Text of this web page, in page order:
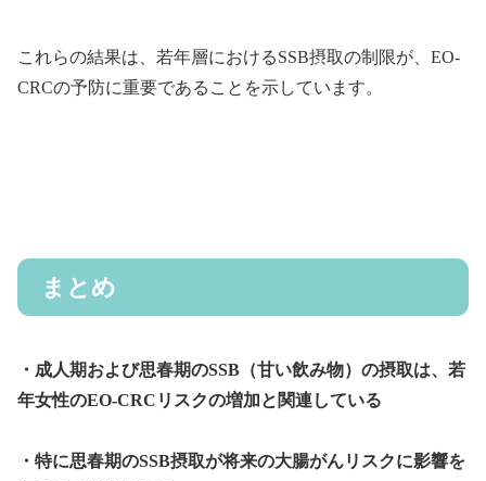
これらの結果は、若年層におけるSSB摂取の制限が、EO-
CRCの予防に重要であることを示しています。
まとめ
・成人期および思春期のSSB（甘い飲み物）の摂取は、若
年女性のEO-CRCリスクの増加と関連している
・特に思春期のSSB摂取が将来の大腸がんリスクに影響を